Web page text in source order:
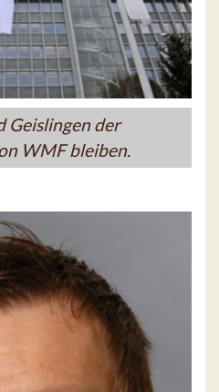
Geislingen der
WMF bleiben.